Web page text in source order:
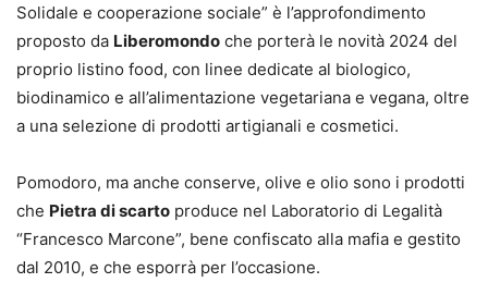
Solidale e cooperazione sociale” è l’approfondimento
proposto da Liberomondo che porterà le novità 2024 del
proprio listino food, con linee dedicate al biologico,
biodinamico e all’alimentazione vegetariana e vegana, oltre
a una selezione di prodotti artigianali e cosmetici.
Pomodoro, ma anche conserve, olive e olio sono i prodotti
che Pietra di scarto produce nel Laboratorio di Legalità
“Francesco Marcone”, bene confiscato alla mafia e gestito
dal 2010, e che esporrà per l’occasione.